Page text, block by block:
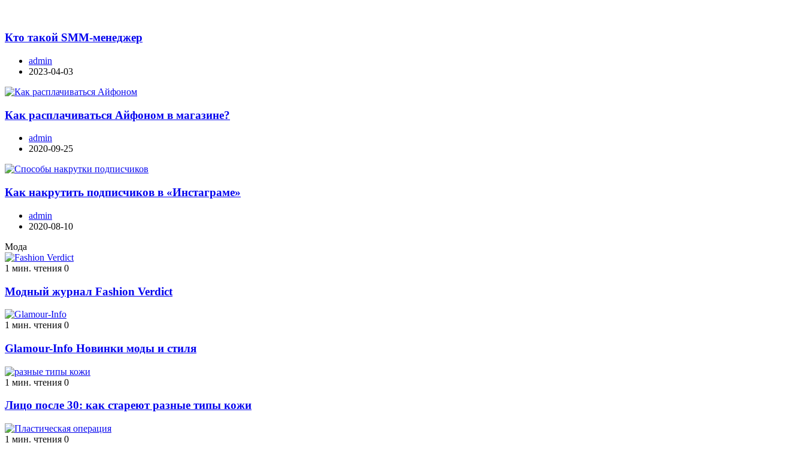
Кто такой SMM-менеджер
admin
2023-04-03
Как расплачиваться Айфоном в магазине?
admin
2020-09-25
Как накрутить подписчиков в «Инстаграме»
admin
2020-08-10
Мода
1 мин. чтения 0
Модный журнал Fashion Verdict
1 мин. чтения 0
Glamour-Info Новинки моды и стиля
1 мин. чтения 0
Лицо после 30: как стареют разные типы кожи
1 мин. чтения 0